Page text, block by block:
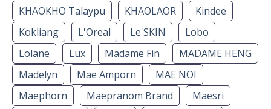
KHAOKHO Talaypu
KHAOLAOR
Kindee
Kokliang
L'Oreal Le'SKIN
Lobo
Lolane
Lux Madame Fin
MADAME HENG
Madelyn
Mae Amporn
MAE NOI
Maephorn
Maepranom Brand
Maesri